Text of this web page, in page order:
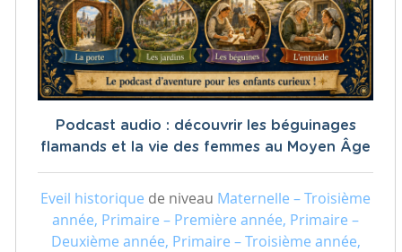
Podcast audio : découvrir les béguinages
flamands et la vie des femmes au Moyen Âge
Eveil historique de niveau Maternelle – Troisième
année, Primaire – Première année, Primaire –
Deuxième année, Primaire – Troisième année,